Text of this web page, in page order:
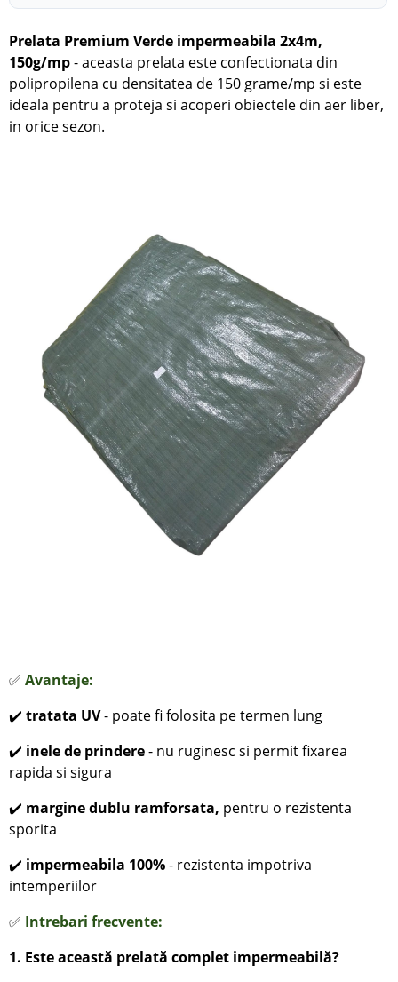
Prelata Premium Verde impermeabila 2x4m,
150g/mp- aceasta prelata este confectionata din
polipropilena cu densitatea de 150 grame/mp si este
ideala pentru a proteja si acoperi obiectele din aer liber,
in orice sezon.
✅ Avantaje:
✔️ tratata UV- poate fi folosita pe termen lung
✔️ inele de prindere- nu ruginesc si permit fixarea
rapida si sigura
✔️ margine dublu ramforsata, pentru o rezistenta
sporita
✔️ impermeabila 100%- rezistenta impotriva
intemperiilor
✅ Intrebari frecvente:
1. Este această prelată complet impermeabilă?